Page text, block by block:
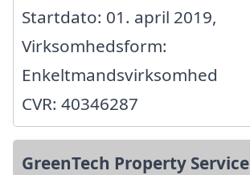
Startdato: 01. april 2019,
Virksomhedsform:
Enkeltmandsvirksomhed
CVR: 40346287
GreenTech Property Service